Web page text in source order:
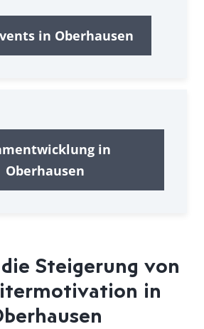
in Oberhausen
in
Oberhausen
Steigerung von
in